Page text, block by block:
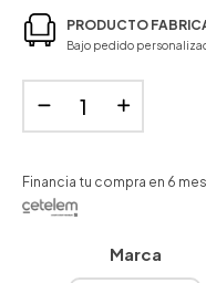
PRODUCTO
Bajo pedido
Financia tu compra en 6
Marca